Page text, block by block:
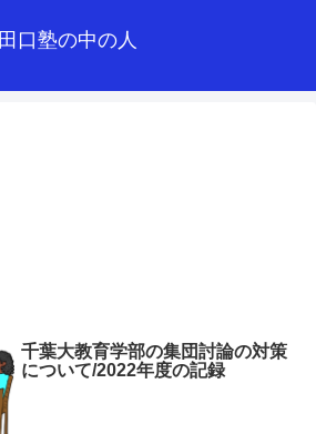
田口塾の中の人
千葉大教育学部の集団討論の対策
について/2022年度の記録